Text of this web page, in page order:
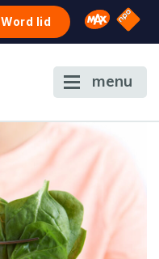
Word lid Omroep
NPO
menu